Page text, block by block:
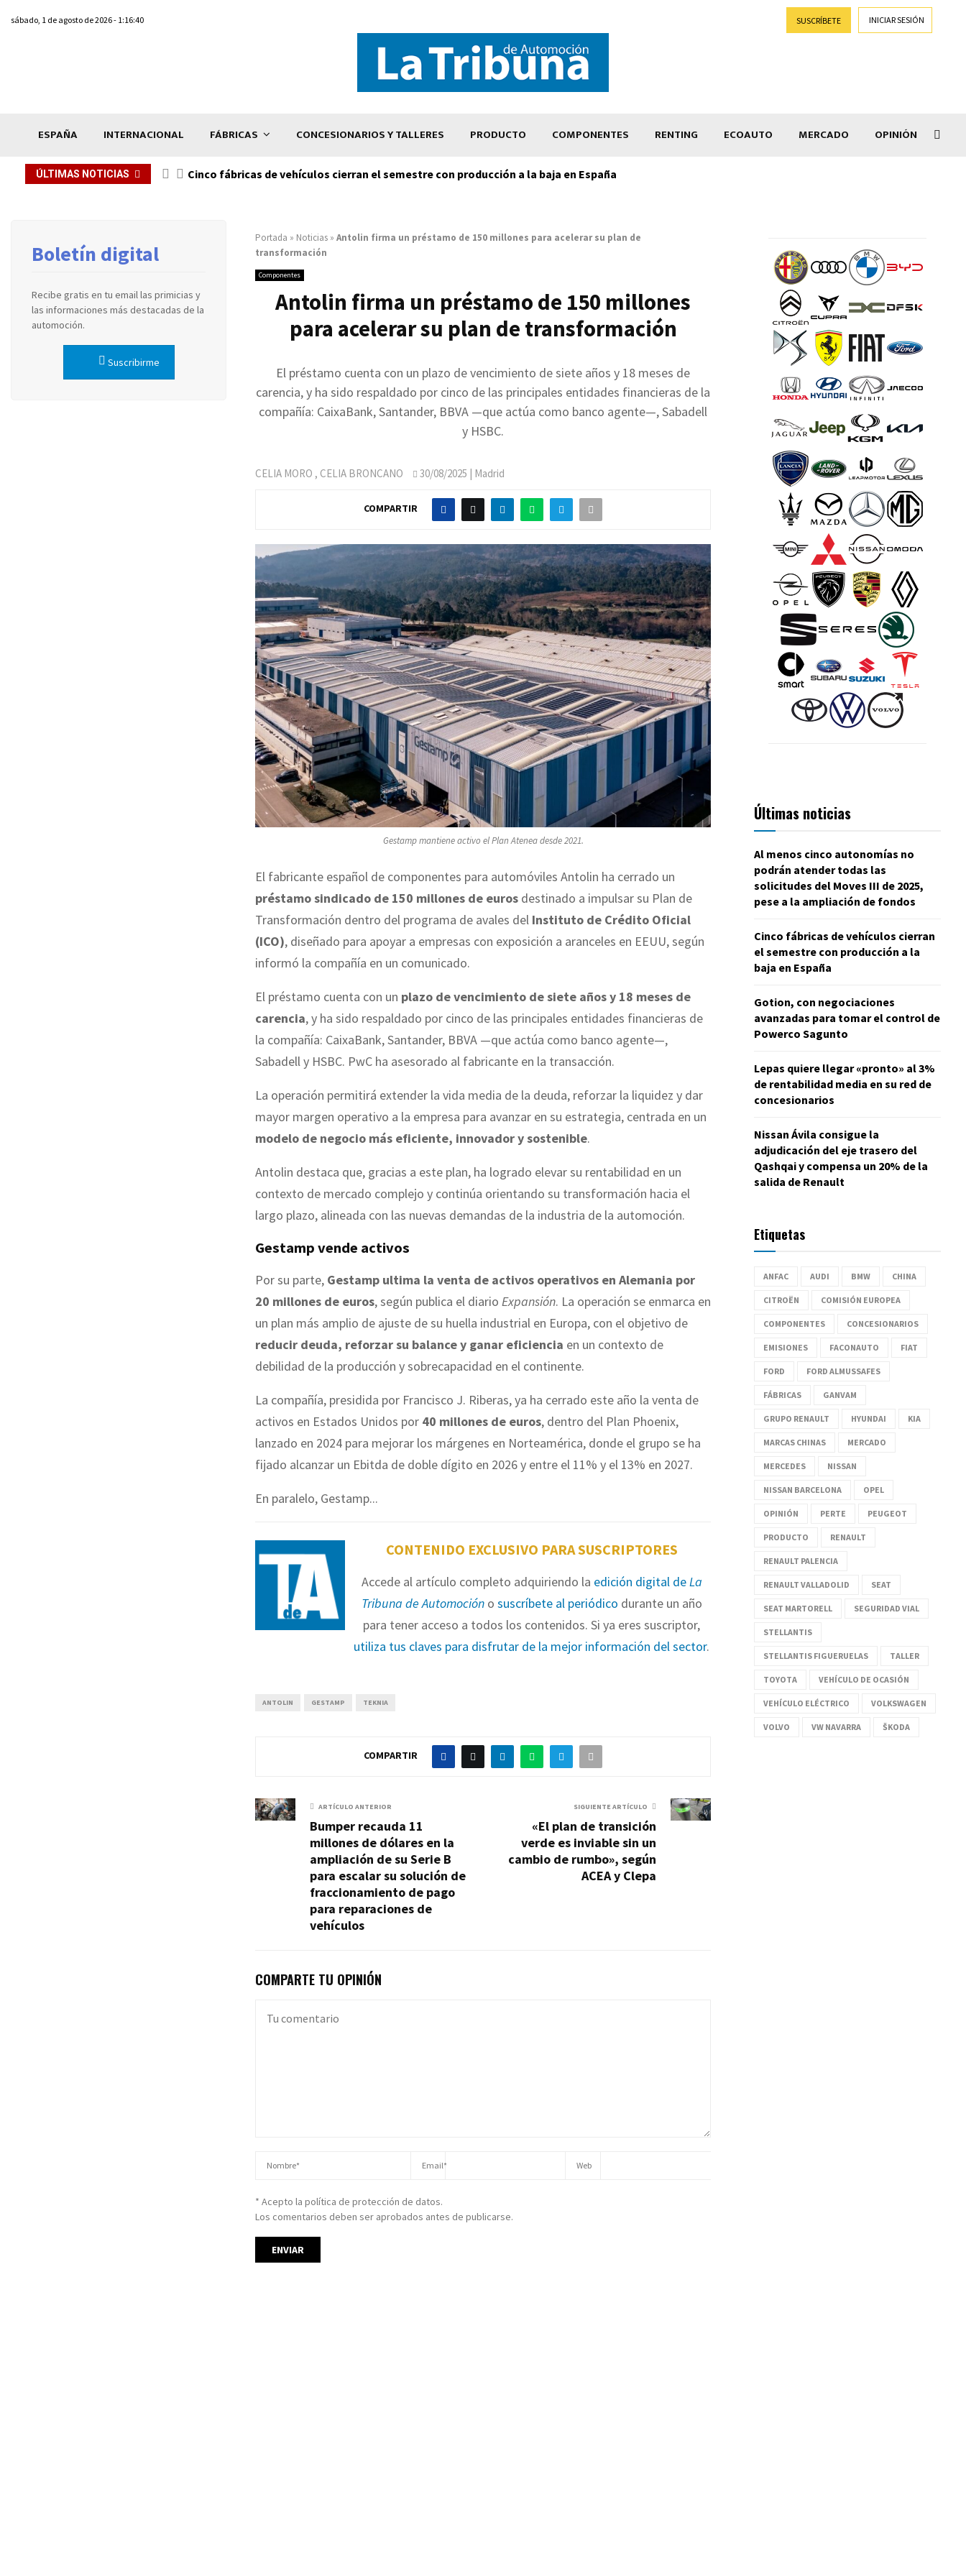
sábado, 1 de agosto de 2026 - 1:16:40 SUSCRÍBETE INICIAR SESIÓN
ESPAÑA INTERNACIONAL FÁBRICAS CONCESIONARIOS Y TALLERES PRODUCTO COMPONENTES RENTING ECOAUTO MERCADO OPINIÓN
ÚLTIMAS NOTICIAS Cinco fábricas de vehículos cierran el semestre con producción a la baja en España
Portada » Noticias » Antolin firma un préstamo de 150 millones para acelerar su plan de
transformación
Componentes
Antolin firma un préstamo de 150 millones
para acelerar su plan de transformación
El préstamo cuenta con un plazo de vencimiento de siete años y 18 meses de
carencia, y ha sido respaldado por cinco de las principales entidades financieras de la
compañía: CaixaBank, Santander, BBVA —que actúa como banco agente—, Sabadell
y HSBC.
CELIA MORO , CELIA BRONCANO 30/08/2025 | Madrid
COMPARTIR
Gestamp mantiene activo el Plan Atenea desde 2021.
El fabricante español de componentes para automóviles Antolin ha cerrado un
préstamo sindicado de 150 millones de euros destinado a impulsar su Plan de
Transformación dentro del programa de avales del Instituto de Crédito Oficial
(ICO), diseñado para apoyar a empresas con exposición a aranceles en EEUU, según
informó la compañía en un comunicado.
El préstamo cuenta con un plazo de vencimiento de siete años y 18 meses de
carencia, y ha sido respaldado por cinco de las principales entidades financieras de
la compañía: CaixaBank, Santander, BBVA —que actúa como banco agente—,
Sabadell y HSBC. PwC ha asesorado al fabricante en la transacción.
La operación permitirá extender la vida media de la deuda, reforzar la liquidez y dar
mayor margen operativo a la empresa para avanzar en su estrategia, centrada en un
modelo de negocio más eficiente, innovador y sostenible.
Antolin destaca que, gracias a este plan, ha logrado elevar su rentabilidad en un
contexto de mercado complejo y continúa orientando su transformación hacia el
largo plazo, alineada con las nuevas demandas de la industria de la automoción.
Gestamp vende activos
Por su parte, Gestamp ultima la venta de activos operativos en Alemania por
20 millones de euros, según publica el diario Expansión. La operación se enmarca en
un plan más amplio de ajuste de su huella industrial en Europa, con el objetivo de
reducir deuda, reforzar su balance y ganar eficiencia en un contexto de
debilidad de la producción y sobrecapacidad en el continente.
La compañía, presidida por Francisco J. Riberas, ya ha cerrado este año la venta de
activos en Estados Unidos por 40 millones de euros, dentro del Plan Phoenix,
lanzado en 2024 para mejorar los márgenes en Norteamérica, donde el grupo se ha
fijado alcanzar un Ebitda de doble dígito en 2026 y entre el 11% y el 13% en 2027.
En paralelo, Gestamp...
CONTENIDO EXCLUSIVO PARA SUSCRIPTORES
Accede al artículo completo adquiriendo la edición digital deLa
Tribuna de Automocióno suscríbete al periódico durante un año
para tener acceso a todos los contenidos. Si ya eres suscriptor,
utiliza tus claves para disfrutar de la mejor información del sector.
ANTOLIN GESTAMP TEKNIA
COMPARTIR
ARTÍCULO ANTERIOR
Bumper recauda 11
millones de dólares en la
ampliación de su Serie B
para escalar su solución de
fraccionamiento de pago
para reparaciones de
vehículos
SIGUIENTE ARTÍCULO
«El plan de transición
verde es inviable sin un
cambio de rumbo», según
ACEA y Clepa
COMPARTE TU OPINIÓN
* Acepto la política de protección de datos.
Los comentarios deben ser aprobados antes de publicarse.
Boletín digital
Recibe gratis en tu email las primicias y
las informaciones más destacadas de la
automoción.
Suscribirme
Últimas noticias
Al menos cinco autonomías no
podrán atender todas las
solicitudes del Moves III de 2025,
pese a la ampliación de fondos
Cinco fábricas de vehículos cierran
el semestre con producción a la
baja en España
Gotion, con negociaciones
avanzadas para tomar el control de
Powerco Sagunto
Lepas quiere llegar «pronto» al 3%
de rentabilidad media en su red de
concesionarios
Nissan Ávila consigue la
adjudicación del eje trasero del
Qashqai y compensa un 20% de la
salida de Renault
Etiquetas
ANFAC AUDI BMW CHINA
CITROËN COMISIÓN EUROPEA
COMPONENTES CONCESIONARIOS
EMISIONES FACONAUTO FIAT
FORD FORD ALMUSSAFES
FÁBRICAS GANVAM
GRUPO RENAULT HYUNDAI KIA
MARCAS CHINAS MERCADO
MERCEDES NISSAN
NISSAN BARCELONA OPEL
OPINIÓN PERTE PEUGEOT
PRODUCTO RENAULT
RENAULT PALENCIA
RENAULT VALLADOLID SEAT
SEAT MARTORELL SEGURIDAD VIAL
STELLANTIS
STELLANTIS FIGUERUELAS TALLER
TOYOTA VEHÍCULO DE OCASIÓN
VEHÍCULO ELÉCTRICO VOLKSWAGEN
VOLVO VW NAVARRA ŠKODA